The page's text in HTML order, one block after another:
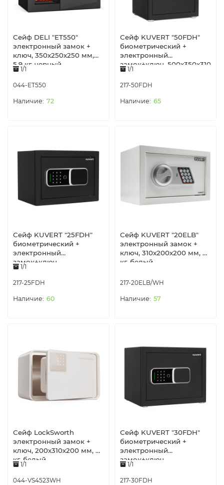
Сейф DELI "ET550"
электронный замок +
ключ, 350х250х250 мм,
5,9 кг, черный
1/1
044-ET550
72
Сейф KUVERT "50FDH"
биометрический +
электронный
замок+ключ, 500х350х310
мм, 14.6 кг, черный
1/1
217-50FDH
65
Сейф KUVERT "25FDH"
биометрический +
электронный
замок+ключ,
350х250х250 мм, 6 кг,
черный
1/1
217-25FDH
60
Сейф KUVERT "20ELB"
электронный замок +
ключ, 310х200х200 мм, 4
кг, белый
217-20ELB/WH
57
Сейф LockSworth
электронный замок +
ключ, 200х310х200 мм, 4
кг, белый
1/1
044-VS4523WH
Сейф KUVERT "30FDH"
биометрический +
электронный
замок+ключ,
380х300х300 мм, 10.6 кг,
черный
1/1
217-30FDH